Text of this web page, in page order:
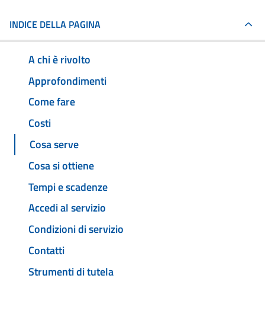
INDICE DELLA PAGINA
A chi è rivolto
Approfondimenti
Come fare
Costi
Cosa serve
Cosa si ottiene
Tempi e scadenze
Accedi al servizio
Condizioni di servizio
Contatti
Strumenti di tutela